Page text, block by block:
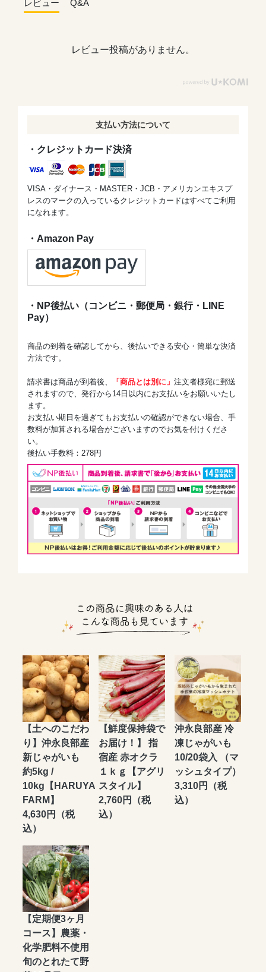
レビュー Q&A
レビュー投稿がありません。
支払い方法について
・クレジットカード決済
VISA・ダイナース・MASTER・JCB・アメリカンエキスプ
レスのマークの入っているクレジットカードはすべてご利用
になれます。
・Amazon Pay
・NP後払い（コンビニ・郵便局・銀行・LINE
Pay）
商品の到着を確認してから、後払いできる安心・簡単な決済
方法です。
請求書は商品が到着後、 「商品とは別に」 注文者様宛に郵送
されますので、発行から14日以内にお支払いをお願いいたし
ます。
お支払い期日を過ぎてもお支払いの確認ができない場合、手
数料が加算される場合がございますのでお気を付けくださ
い。
後払い手数料：278円
【土へのこだわ
り】沖永良部産
新じゃがいも
約5kg /
10kg【HARUYA
FARM】
4,630円（税
込）
【鮮度保持袋で
お届け！】 指
宿産 赤オクラ
１ｋｇ【アグリ
スタイル】
2,760円（税
込）
沖永良部産 冷
凍じゃがいも
10/20袋入 （マ
ッシュタイプ）
3,310円（税
込）
【定期便3ヶ月
コース】農薬・
化学肥料不使用
旬のとれたて野